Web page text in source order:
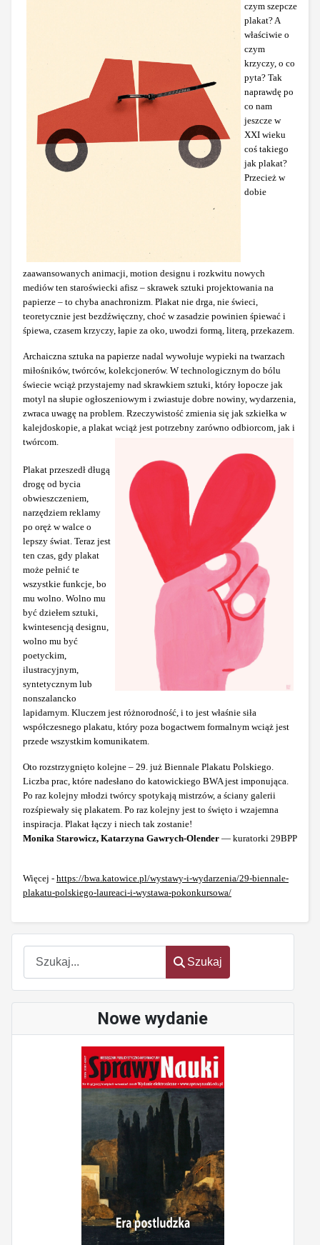
Szukaj
Nowe wydanie
czym szepcze
plakat? A
właściwie o
czym
krzyczy, o co
pyta? Tak
naprawdę po
co nam
jeszcze w
XXI wieku
coś takiego
jak plakat?
Przecież w
dobie
zaawansowanych animacji, motion designu i rozkwitu nowych
mediów ten staroświecki afisz – skrawek sztuki projektowania na
papierze – to chyba anachronizm. Plakat nie drga, nie świeci,
teoretycznie jest bezdźwięczny, choć w zasadzie powinien śpiewać i
śpiewa, czasem krzyczy, łapie za oko, uwodzi formą, literą, przekazem.
Archaiczna sztuka na papierze nadal wywołuje wypieki na twarzach
miłośników, twórców, kolekcjonerów. W technologicznym do bólu
świecie wciąż przystajemy nad skrawkiem sztuki, który łopocze jak
motyl na słupie ogłoszeniowym i zwiastuje dobre nowiny, wydarzenia,
zwraca uwagę na problem. Rzeczywistość zmienia się jak szkiełka w
kalejdoskopie, a plakat wciąż jest potrzebny zarówno odbiorcom, jak i
twórcom.
Plakat przeszedł długą
drogę od bycia
obwieszczeniem,
narzędziem reklamy
po oręż w walce o
lepszy świat. Teraz jest
ten czas, gdy plakat
może pełnić te
wszystkie funkcje, bo
mu wolno. Wolno mu
być dziełem sztuki,
kwintesencją designu,
wolno mu być
poetyckim,
ilustracyjnym,
syntetycznym lub
nonszalancko
lapidarnym. Kluczem jest różnorodność, i to jest właśnie siła
współczesnego plakatu, który poza bogactwem formalnym wciąż jest
przede wszystkim komunikatem.
Oto rozstrzygnięto kolejne – 29. już Biennale Plakatu Polskiego.
Liczba prac, które nadesłano do katowickiego BWA jest imponująca.
Po raz kolejny młodzi twórcy spotykają mistrzów, a ściany galerii
rozśpiewały się plakatem. Po raz kolejny jest to święto i wzajemna
inspiracja. Plakat łączy i niech tak zostanie!
Monika Starowicz, Katarzyna Gawrych-Olender — kuratorki 29BPP
Więcej - https://bwa.katowice.pl/wystawy-i-wydarzenia/29-biennale-
plakatu-polskiego-laureaci-i-wystawa-pokonkursowa/